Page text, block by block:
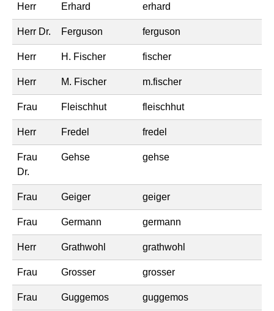
Herr Erhard erhard
Herr Dr. Ferguson ferguson
Herr H. Fischer fischer
Herr M. Fischer m.fischer
Frau Fleischhut fleischhut
Herr Fredel fredel
Frau
Dr.
Gehse gehse
Frau Geiger geiger
Frau Germann germann
Herr Grathwohl grathwohl
Frau Grosser grosser
Frau Guggemos guggemos